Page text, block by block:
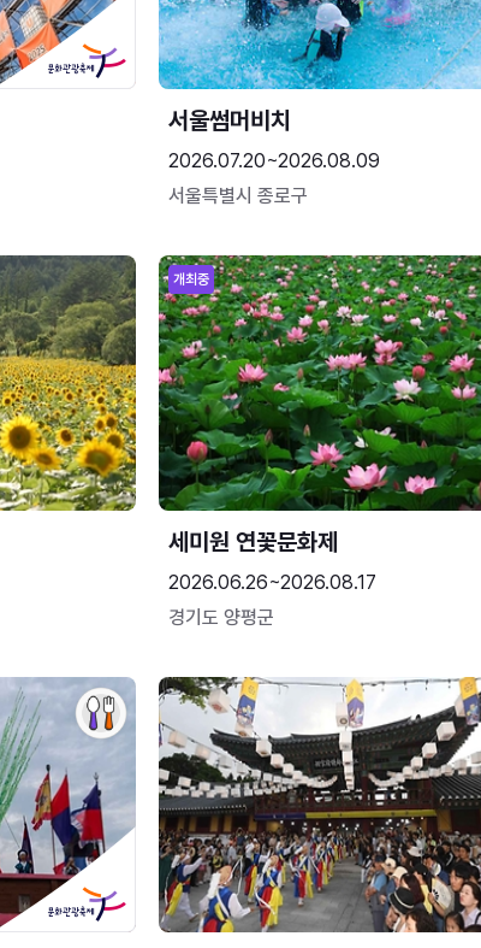
서울썸머비치
2026.07.20~2026.08.09
서울특별시 종로구
개최중
세미원 연꽃문화제
2026.06.26~2026.08.17
경기도 양평군